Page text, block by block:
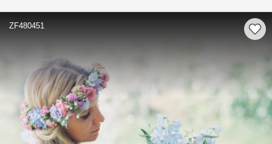
ZF480451